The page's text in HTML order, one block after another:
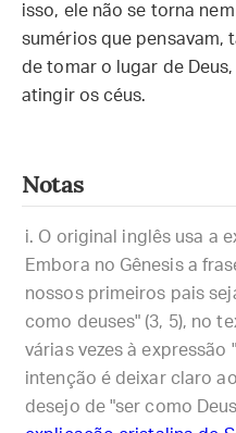
isso, ele não se torna
sumérios que pensavam,
de tomar o lugar de
atingir os céus.
Notas
O original inglês usa a
Embora no Gênesis a
nossos primeiros pais
como deuses" (3, 5), no
várias vezes à expressão
intenção é deixar claro
desejo de "ser como